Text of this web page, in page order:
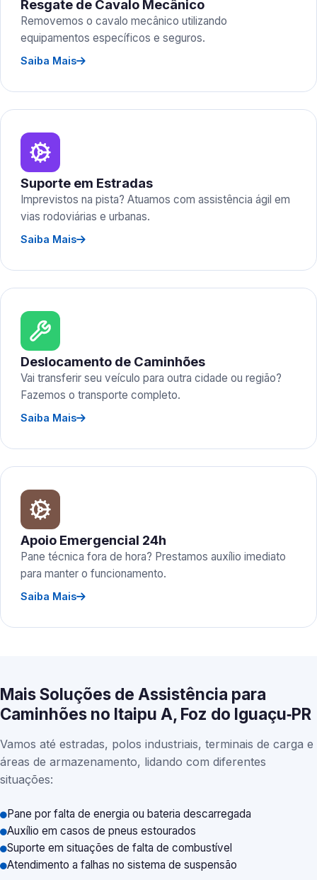
Resgate de Cavalo Mecânico
Removemos o cavalo mecânico utilizando
equipamentos específicos e seguros.
Saiba Mais
Suporte em Estradas
Imprevistos na pista? Atuamos com assistência ágil em
vias rodoviárias e urbanas.
Saiba Mais
Deslocamento de Caminhões
Vai transferir seu veículo para outra cidade ou região?
Fazemos o transporte completo.
Saiba Mais
Apoio Emergencial 24h
Pane técnica fora de hora? Prestamos auxílio imediato
para manter o funcionamento.
Saiba Mais
Mais Soluções de Assistência para
Caminhões no Itaipu A, Foz do Iguaçu‑PR
Vamos até estradas, polos industriais, terminais de carga e
áreas de armazenamento, lidando com diferentes
situações:
Pane por falta de energia ou bateria descarregada
Auxílio em casos de pneus estourados
Suporte em situações de falta de combustível
Atendimento a falhas no sistema de suspensão